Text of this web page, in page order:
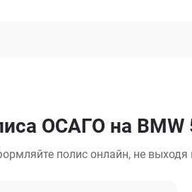
ОСАГО на
полис онлайн, не